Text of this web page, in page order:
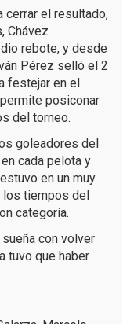
cerrar el resultado,
Chávez
rebote, y desde
Pérez selló el 2
festejar en el
posiconar
del torneo.
goleadores del
cada pelota y
en un muy
los tiempos del
categoría.
con volver
tuvo que haber